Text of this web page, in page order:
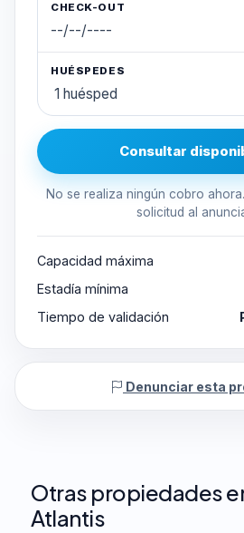
CHECK-OUT
HUÉSPEDES
Consultar
No se realiza ningún cobro
solicitud al
Capacidad máxima
Estadía mínima
Tiempo de validación
Denunciar esta
Otras propiedades
Atlantis